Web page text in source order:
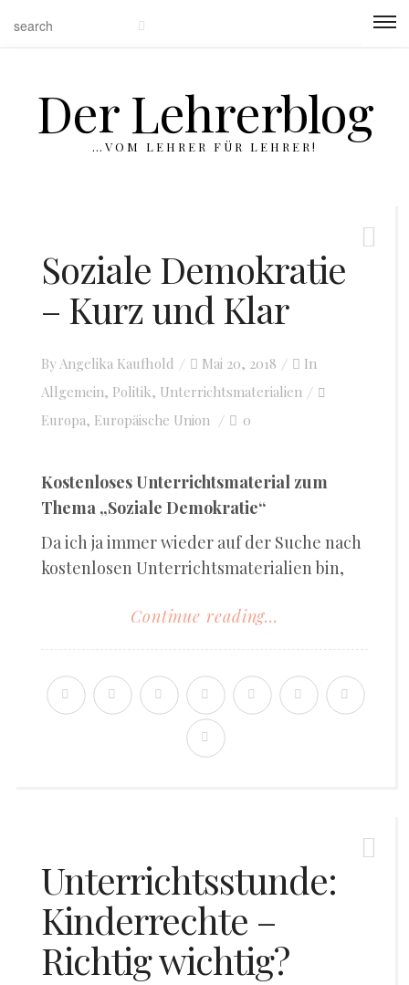
Der Lehrerblog
…VOM LEHRER FÜR LEHRER!
Soziale Demokratie
– Kurz und Klar
ByAngelika Kaufhold
Posted
on
Mai 20, 2018
In
Allgemein, Politik, Unterrichtsmaterialien
Europa, Europäische Union 0
Kostenloses Unterrichtsmaterial zum
Thema „Soziale Demokratie“
Da ich ja immer wieder auf der Suche nach
kostenlosen Unterrichtsmaterialien bin,
Continue reading...
Unterrichtsstunde:
Kinderrechte –
Richtig wichtig?